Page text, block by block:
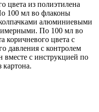
цвета из полиэтилена
100 мл во флаконы
алюминиевыми
По 100 мл во
коричневого цвета с
давления с контролем
с инструкцией по